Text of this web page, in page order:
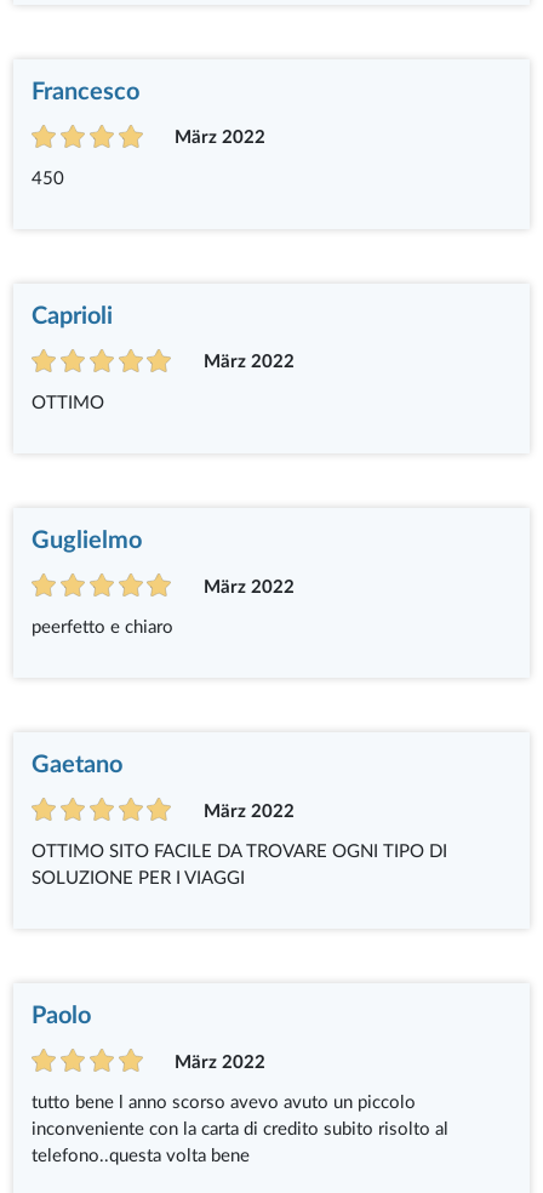
Francesco
März 2022
450
Caprioli
März 2022
OTTIMO
Guglielmo
März 2022
peerfetto e chiaro
Gaetano
März 2022
OTTIMO SITO FACILE DA TROVARE OGNI TIPO DI
SOLUZIONE PER I VIAGGI
Paolo
März 2022
tutto bene l anno scorso avevo avuto un piccolo
inconveniente con la carta di credito subito risolto al
telefono..questa volta bene